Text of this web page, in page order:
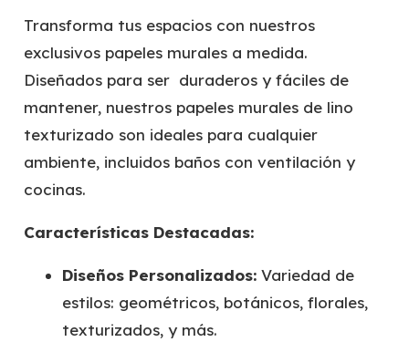
Transforma tus espacios con nuestros
exclusivos papeles murales a medida.
Diseñados para ser duraderos y fáciles de
mantener, nuestros papeles murales de lino
texturizado son ideales para cualquier
ambiente, incluidos baños con ventilación y
cocinas.
Características Destacadas:
Diseños Personalizados: Variedad de
estilos: geométricos, botánicos, florales,
texturizados, y más.